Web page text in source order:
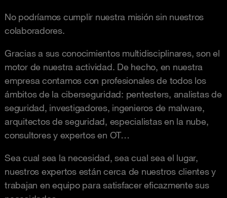
No podríamos cumplir nuestra misión sin nuestros
colaboradores.
Gracias a sus conocimientos multidisciplinares, son el
motor de nuestra actividad. De hecho, en nuestra
empresa contamos con profesionales de todos los
ámbitos de la ciberseguridad: pentesters, analistas de
seguridad, investigadores, ingenieros de malware,
arquitectos de seguridad, especialistas en la nube,
consultores y expertos en OT…
Sea cual sea la necesidad, sea cual sea el lugar,
nuestros expertos están cerca de nuestros clientes y
trabajan en equipo para satisfacer eficazmente sus